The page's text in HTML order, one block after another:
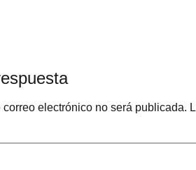
electrónico no será publicada.